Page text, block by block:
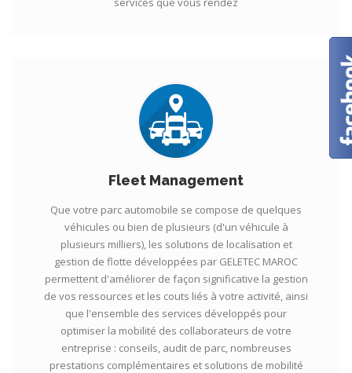
Fleet Management
Que votre parc automobile se compose de quelques
véhicules ou bien de plusieurs (d'un véhicule à
plusieurs milliers), les solutions de localisation et
gestion de flotte développées par GELETEC MAROC
permettent d'améliorer de façon significative la gestion
de vos ressources et les couts liés à votre activité, ainsi
que l'ensemble des services développés pour
optimiser la mobilité des collaborateurs de votre
entreprise : conseils, audit de parc, nombreuses
prestations complémentaires et solutions de mobilité